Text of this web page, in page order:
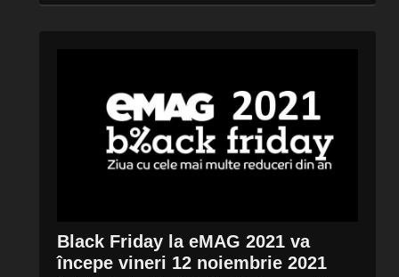
Black Friday la eMAG 2021 va
începe vineri 12 noiembrie 2021